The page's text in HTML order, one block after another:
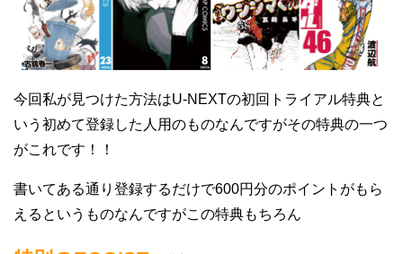
今回私が見つけた方法はU-NEXTの初回トライアル特典と
いう初めて登録した人用のものなんですがその特典の一つ
がこれです！！
書いてある通り登録するだけで600円分のポイントがもら
えるというものなんですがこの特典もちろん